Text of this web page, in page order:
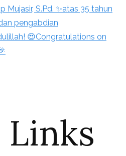
Mujasir, S.Pd. ✨atas 35 tahun
pengabdian
😍Congratulations on